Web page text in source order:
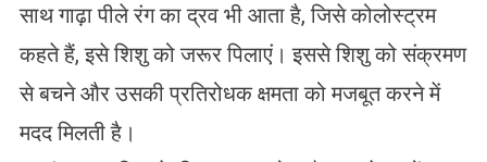
साथ गाढ़ा पीले रंग का द्रव भी आता है, जिसे कोलोस्ट्रम
कहते हैं, इसे शिशु को जरूर पिलाएं। इससे शिशु को संक्रमण
से बचने और उसकी प्रतिरोधक क्षमता को मजबूत करने में
मदद मिलती है।